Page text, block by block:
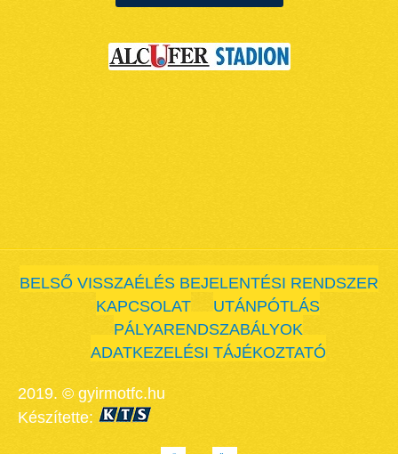
BELSŐ VISSZAÉLÉS BEJELENTÉSI RENDSZER
KAPCSOLAT
UTÁNPÓTLÁS
PÁLYARENDSZABÁLYOK
ADATKEZELÉSI TÁJÉKOZTATÓ
2019. © gyirmotfc.hu
Készítette: